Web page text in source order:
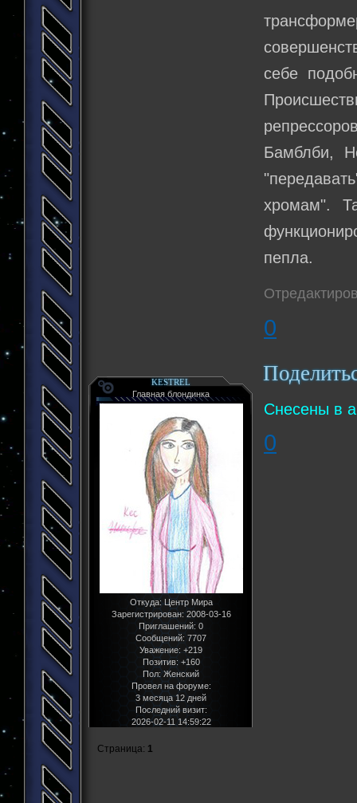
себе
Бамблби,
хромам".
пепла.
0
KESTREL
Главная блондинка
Откуда:Центр Мира
Зарегистрирован: 2008-03-16
Приглашений: 0
Сообщений: 7707
Уважение: +219
Позитив: +160
Пол:Женский
Провел на форуме:
3 месяца 12 дней
Последний визит:
2026-02-11 14:59:22
Снесены в
0
Страница: 1